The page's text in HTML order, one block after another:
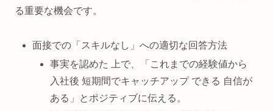
る重要な機会です。
面接での「スキルなし」への適切な回答方法
事実を認めた 上で、「これまでの経験値から
入社後 短期間でキャッチアップ できる 自信が
ある」とポジティブに伝える。